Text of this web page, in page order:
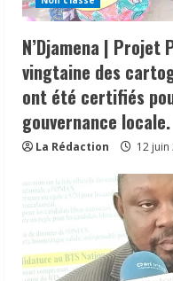
N’Djamena | Projet
vingtaine des
ont été certifiés
gouvernance locale.
La Rédaction 12 juin